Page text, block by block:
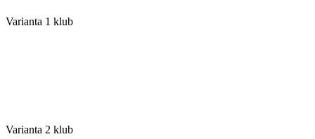
Varianta 1 klub
Varianta 2 klub